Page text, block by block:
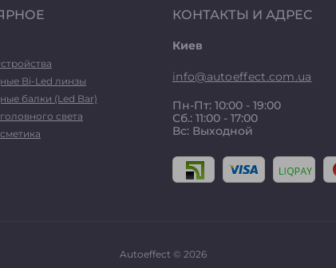
Bi-Led линзы
балки (Led Bar)
света
КОНТАКТЫ И АДРЕС
Киев
info@autoeffect.com.ua
Пн-Пт: 10:00 - 19:00
Сб.: 11:00 - 17:00
Вс: Выходной
Autoeffect © 2026